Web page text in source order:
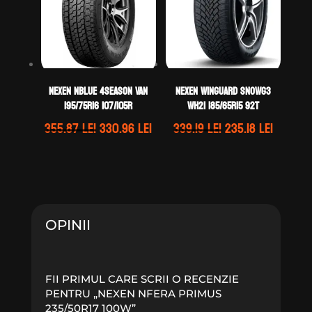
Nexen NBLUE 4SEASON VAN
195/75R16 107/105R
355.87leiPrețul
330.96leiPrețul
Nexen WINGUARD SNOWG3
WH21 185/65R15 92T
339.19leiPrețul
235.18leiPrețul
OPINII
FII PRIMUL CARE SCRII O RECENZIE
PENTRU „NEXEN NFERA PRIMUS
235/50R17 100W”